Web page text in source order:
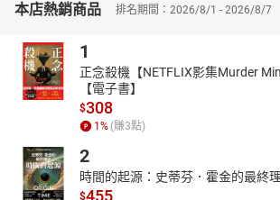
本店熱銷商品 排名期間：2026/8/1 - 2026/8/7
1
正念殺機【NETFLIX影集Murder
【電子書】
$308
1 % (賺3點)
2
時間的起源：史蒂芬．霍金的最終
$455